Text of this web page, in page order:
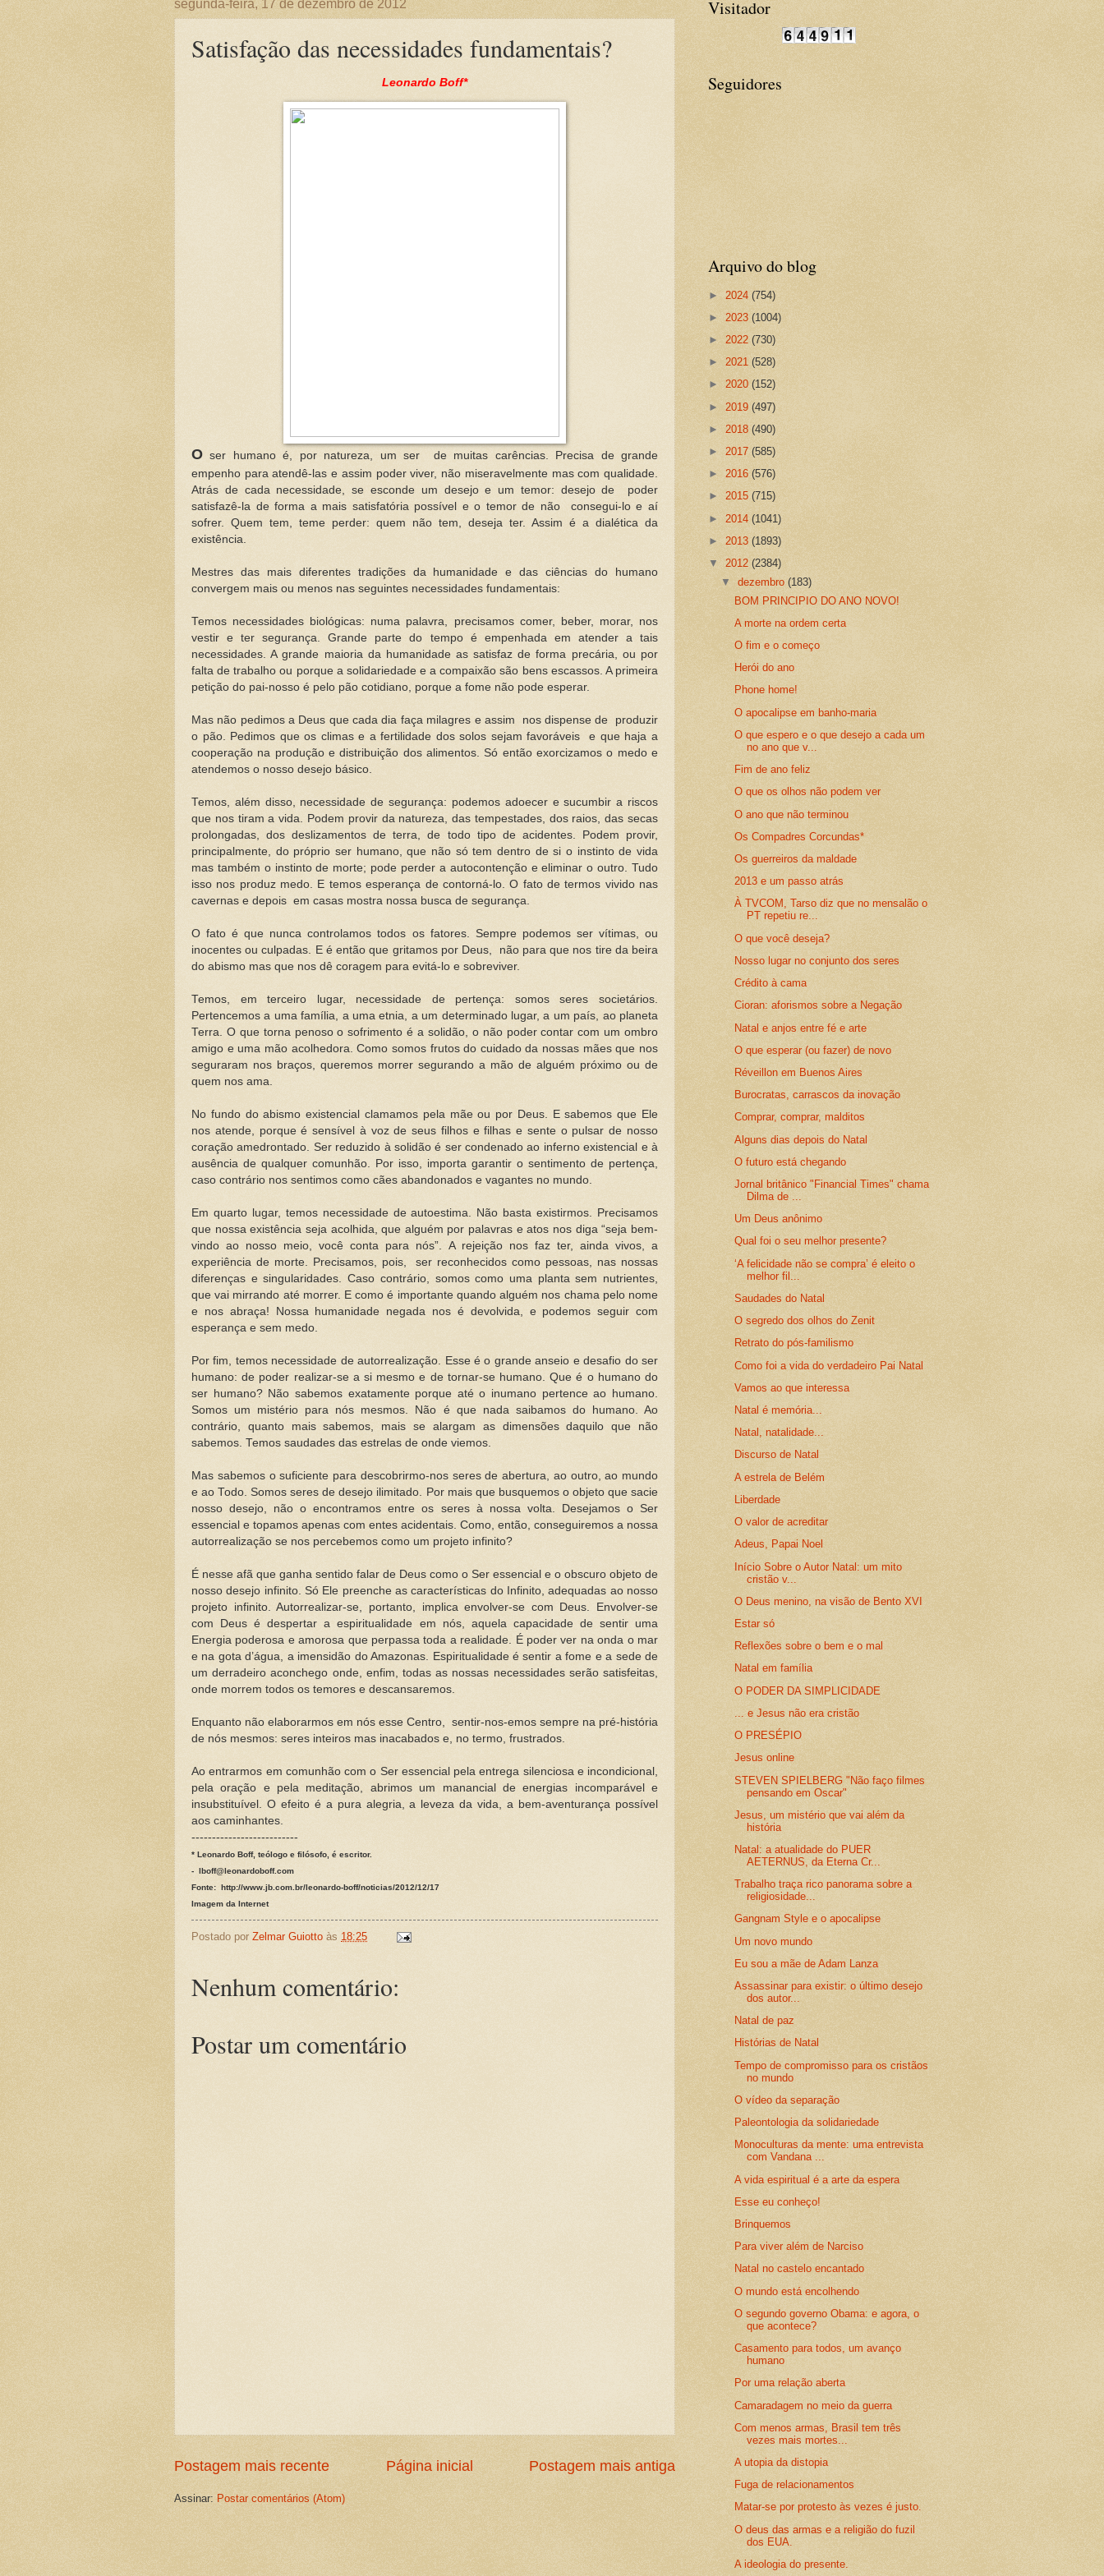
segunda-feira, 17 de dezembro de 2012
Satisfação das necessidades fundamentais?
Leonardo Boff*
O ser humano é, por natureza, um ser de muitas carências. Precisa de grande
empenho para atendê-las e assim poder viver, não miseravelmente mas com qualidade.
Atrás de cada necessidade, se esconde um desejo e um temor: desejo de poder
satisfazê-la de forma a mais satisfatória possível e o temor de não consegui-lo e aí
sofrer. Quem tem, teme perder: quem não tem, deseja ter. Assim é a dialética da
existência.
Mestres das mais diferentes tradições da humanidade e das ciências do humano
convergem mais ou menos nas seguintes necessidades fundamentais:
Temos necessidades biológicas: numa palavra, precisamos comer, beber, morar, nos
vestir e ter segurança. Grande parte do tempo é empenhada em atender a tais
necessidades. A grande maioria da humanidade as satisfaz de forma precária, ou por
falta de trabalho ou porque a solidariedade e a compaixão são bens escassos. A primeira
petição do pai-nosso é pelo pão cotidiano, porque a fome não pode esperar.
Mas não pedimos a Deus que cada dia faça milagres e assim nos dispense de produzir
o pão. Pedimos que os climas e a fertilidade dos solos sejam favoráveis e que haja a
cooperação na produção e distribuição dos alimentos. Só então exorcizamos o medo e
atendemos o nosso desejo básico.
Temos, além disso, necessidade de segurança: podemos adoecer e sucumbir a riscos
que nos tiram a vida. Podem provir da natureza, das tempestades, dos raios, das secas
prolongadas, dos deslizamentos de terra, de todo tipo de acidentes. Podem provir,
principalmente, do próprio ser humano, que não só tem dentro de si o instinto de vida
mas também o instinto de morte; pode perder a autocontenção e eliminar o outro. Tudo
isso nos produz medo. E temos esperança de contorná-lo. O fato de termos vivido nas
cavernas e depois em casas mostra nossa busca de segurança.
O fato é que nunca controlamos todos os fatores. Sempre podemos ser vítimas, ou
inocentes ou culpadas. E é então que gritamos por Deus, não para que nos tire da beira
do abismo mas que nos dê coragem para evitá-lo e sobreviver.
Temos, em terceiro lugar, necessidade de pertença: somos seres societários.
Pertencemos a uma família, a uma etnia, a um determinado lugar, a um país, ao planeta
Terra. O que torna penoso o sofrimento é a solidão, o não poder contar com um ombro
amigo e uma mão acolhedora. Como somos frutos do cuidado da nossas mães que nos
seguraram nos braços, queremos morrer segurando a mão de alguém próximo ou de
quem nos ama.
No fundo do abismo existencial clamamos pela mãe ou por Deus. E sabemos que Ele
nos atende, porque é sensível à voz de seus filhos e filhas e sente o pulsar de nosso
coração amedrontado. Ser reduzido à solidão é ser condenado ao inferno existencial e à
ausência de qualquer comunhão. Por isso, importa garantir o sentimento de pertença,
caso contrário nos sentimos como cães abandonados e vagantes no mundo.
Em quarto lugar, temos necessidade de autoestima. Não basta existirmos. Precisamos
que nossa existência seja acolhida, que alguém por palavras e atos nos diga “seja bem-
vindo ao nosso meio, você conta para nós”. A rejeição nos faz ter, ainda vivos, a
experiência de morte. Precisamos, pois, ser reconhecidos como pessoas, nas nossas
diferenças e singularidades. Caso contrário, somos como uma planta sem nutrientes,
que vai mirrando até morrer. E como é importante quando alguém nos chama pelo nome
e nos abraça! Nossa humanidade negada nos é devolvida, e podemos seguir com
esperança e sem medo.
Por fim, temos necessidade de autorrealização. Esse é o grande anseio e desafio do ser
humano: de poder realizar-se a si mesmo e de tornar-se humano. Que é o humano do
ser humano? Não sabemos exatamente porque até o inumano pertence ao humano.
Somos um mistério para nós mesmos. Não é que nada saibamos do humano. Ao
contrário, quanto mais sabemos, mais se alargam as dimensões daquilo que não
sabemos. Temos saudades das estrelas de onde viemos.
Mas sabemos o suficiente para descobrirmo-nos seres de abertura, ao outro, ao mundo
e ao Todo. Somos seres de desejo ilimitado. Por mais que busquemos o objeto que sacie
nosso desejo, não o encontramos entre os seres à nossa volta. Desejamos o Ser
essencial e topamos apenas com entes acidentais. Como, então, conseguiremos a nossa
autorrealização se nos percebemos como um projeto infinito?
É nesse afã que ganha sentido falar de Deus como o Ser essencial e o obscuro objeto de
nosso desejo infinito. Só Ele preenche as características do Infinito, adequadas ao nosso
projeto infinito. Autorrealizar-se, portanto, implica envolver-se com Deus. Envolver-se
com Deus é despertar a espiritualidade em nós, aquela capacidade de sentir uma
Energia poderosa e amorosa que perpassa toda a realidade. É poder ver na onda o mar
e na gota d’água, a imensidão do Amazonas. Espiritualidade é sentir a fome e a sede de
um derradeiro aconchego onde, enfim, todas as nossas necessidades serão satisfeitas,
onde morrem todos os temores e descansaremos.
Enquanto não elaborarmos em nós esse Centro, sentir-nos-emos sempre na pré-história
de nós mesmos: seres inteiros mas inacabados e, no termo, frustrados.
Ao entrarmos em comunhão com o Ser essencial pela entrega silenciosa e incondicional,
pela oração e pela meditação, abrimos um manancial de energias incomparável e
insubstituível. O efeito é a pura alegria, a leveza da vida, a bem-aventurança possível
aos caminhantes.
--------------------------
* Leonardo Boff, teólogo e filósofo, é escritor.
- lboff@leonardoboff.com
Fonte: http://www.jb.com.br/leonardo-boff/noticias/2012/12/17
Imagem da Internet
Postado por Zelmar Guiotto às 18:25
Nenhum comentário:
Postar um comentário
Postagem mais recente Postagem mais antiga
Página inicial
Assinar: Postar comentários (Atom)
Visitador
Seguidores
Arquivo do blog
► 2024 (754)
► 2023 (1004)
► 2022 (730)
► 2021 (528)
► 2020 (152)
► 2019 (497)
► 2018 (490)
► 2017 (585)
► 2016 (576)
► 2015 (715)
► 2014 (1041)
► 2013 (1893)
▼ 2012 (2384)
▼dezembro(183)
BOM PRINCIPIO DO ANO NOVO!
A morte na ordem certa
O fim e o começo
Herói do ano
Phone home!
O apocalipse em banho-maria
O que espero e o que desejo a cada um
no ano que v...
Fim de ano feliz
O que os olhos não podem ver
O ano que não terminou
Os Compadres Corcundas*
Os guerreiros da maldade
2013 e um passo atrás
À TVCOM, Tarso diz que no mensalão o
PT repetiu re...
O que você deseja?
Nosso lugar no conjunto dos seres
Crédito à cama
Cioran: aforismos sobre a Negação
Natal e anjos entre fé e arte
O que esperar (ou fazer) de novo
Réveillon em Buenos Aires
Burocratas, carrascos da inovação
Comprar, comprar, malditos
Alguns dias depois do Natal
O futuro está chegando
Jornal britânico "Financial Times" chama
Dilma de ...
Um Deus anônimo
Qual foi o seu melhor presente?
‘A felicidade não se compra’ é eleito o
melhor fil...
Saudades do Natal
O segredo dos olhos do Zenit
Retrato do pós-familismo
Como foi a vida do verdadeiro Pai Natal
Vamos ao que interessa
Natal é memória...
Natal, natalidade...
Discurso de Natal
A estrela de Belém
Liberdade
O valor de acreditar
Adeus, Papai Noel
Início Sobre o Autor Natal: um mito
cristão v...
O Deus menino, na visão de Bento XVI
Estar só
Reflexões sobre o bem e o mal
Natal em família
O PODER DA SIMPLICIDADE
... e Jesus não era cristão
O PRESÉPIO
Jesus online
STEVEN SPIELBERG "Não faço filmes
pensando em Oscar"
Jesus, um mistério que vai além da
história
Natal: a atualidade do PUER
AETERNUS, da Eterna Cr...
Trabalho traça rico panorama sobre a
religiosidade...
Gangnam Style e o apocalipse
Um novo mundo
Eu sou a mãe de Adam Lanza
Assassinar para existir: o último desejo
dos autor...
Natal de paz
Histórias de Natal
Tempo de compromisso para os cristãos
no mundo
O vídeo da separação
Paleontologia da solidariedade
Monoculturas da mente: uma entrevista
com Vandana ...
A vida espiritual é a arte da espera
Esse eu conheço!
Brinquemos
Para viver além de Narciso
Natal no castelo encantado
O mundo está encolhendo
O segundo governo Obama: e agora, o
que acontece?
Casamento para todos, um avanço
humano
Por uma relação aberta
Camaradagem no meio da guerra
Com menos armas, Brasil tem três
vezes mais mortes...
A utopia da distopia
Fuga de relacionamentos
Matar-se por protesto às vezes é justo.
O deus das armas e a religião do fuzil
dos EUA.
A ideologia do presente.